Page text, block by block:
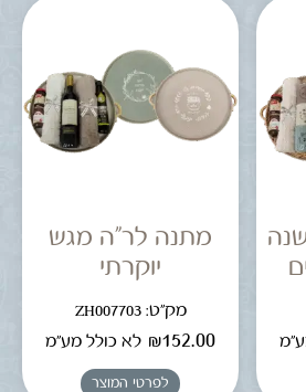
מתנה לר"ה מגש
יוקרתי
מק"ט: ZH007703
₪152.00 לא כולל מע"מ
לפרטי המוצר